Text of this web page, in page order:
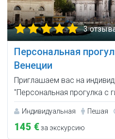
3
Персональная
Венеции
Приглашаем вас на
"Персональная прогулка с
Индивидуальная Пешая
145 €за экскурсию